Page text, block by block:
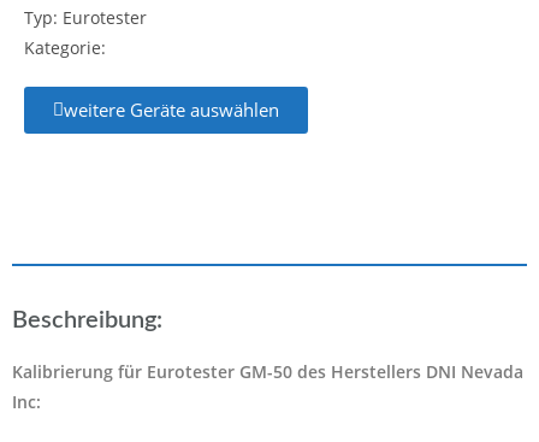
Typ: Eurotester
Kategorie:
weitere Geräte auswählen
Beschreibung:
Kalibrierung für Eurotester GM-50 des Herstellers DNI Nevada
Inc: